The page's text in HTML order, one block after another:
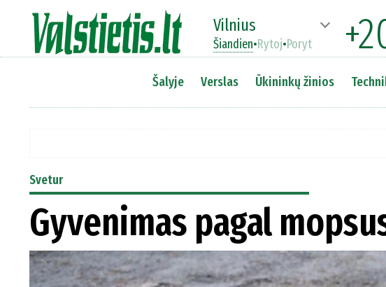
Vilnius
Šiandien•Rytoj•Poryt
Šalyje Verslas Ūkininkų žinios
Svetur
Gyvenimas pagal